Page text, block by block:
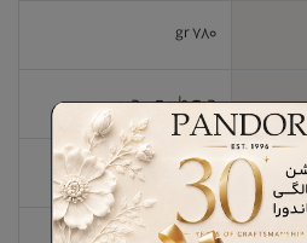
780 gr
چرم طبیعی جیر
چرم طبیعی